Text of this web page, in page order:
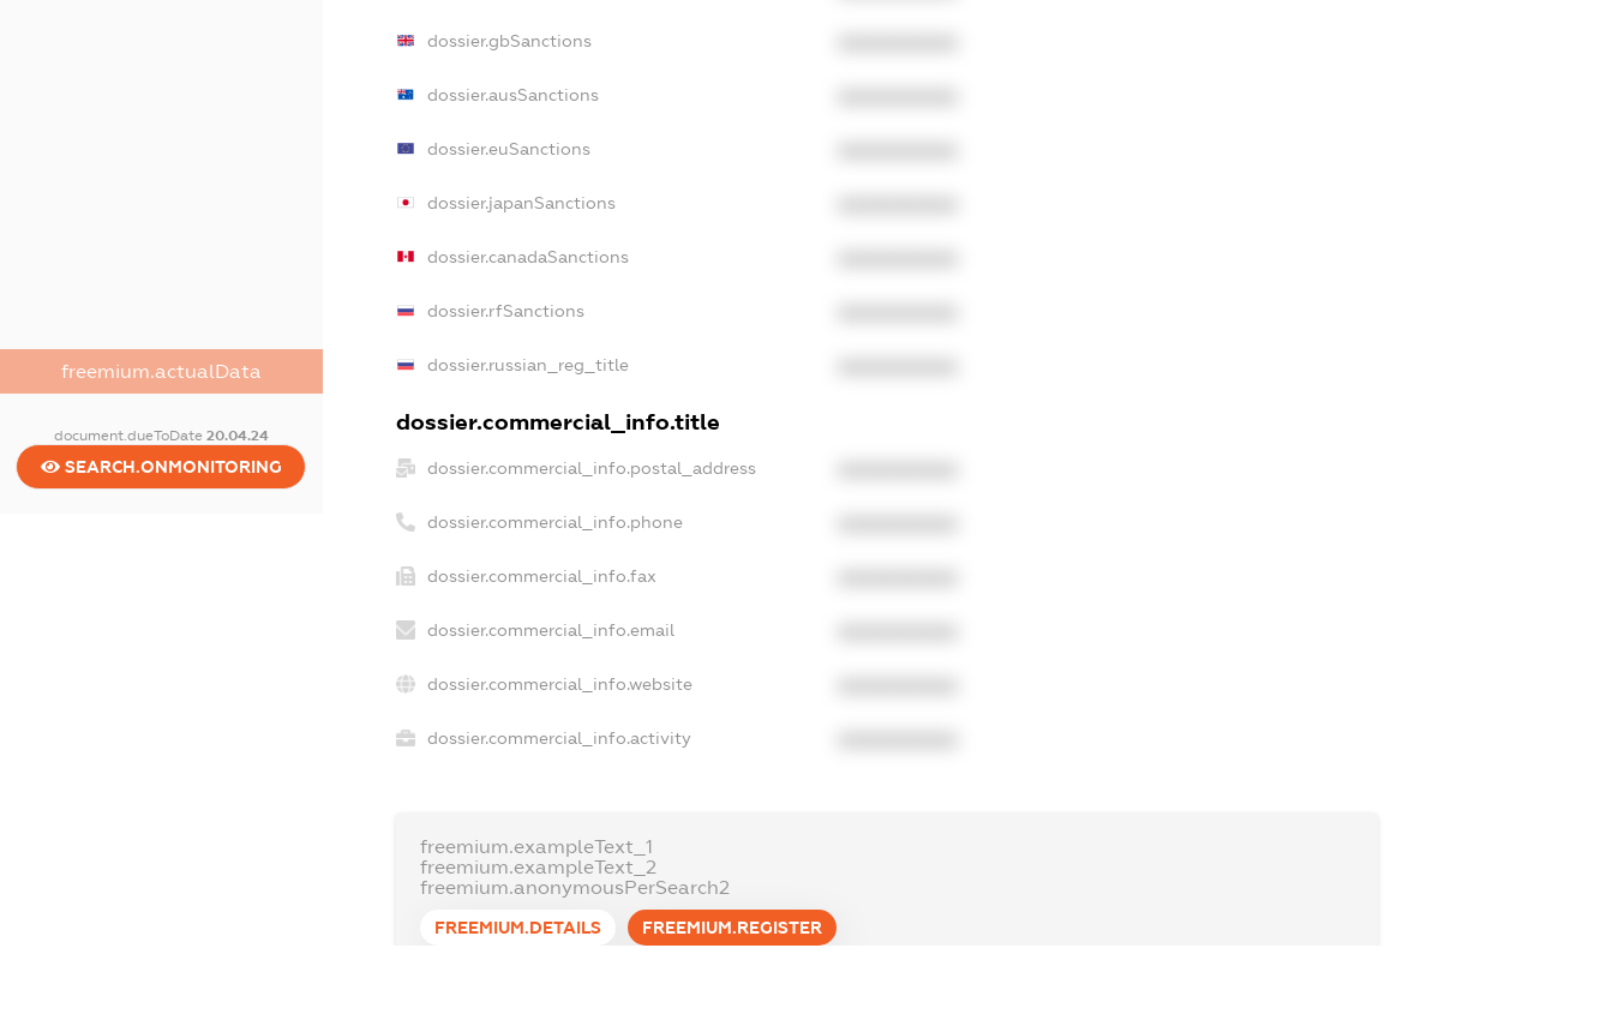
freemium.actualData
document.dueToDate 20.04.24
SEARCH.ONMONITORING
dossier.gbSanctions
dossier.ausSanctions
dossier.euSanctions
dossier.japanSanctions
dossier.canadaSanctions
dossier.rfSanctions
dossier.russian_reg_title
dossier.commercial_info.title
dossier.commercial_info.postal_address
dossier.commercial_info.phone
dossier.commercial_info.fax
dossier.commercial_info.email
dossier.commercial_info.website
dossier.commercial_info.activity
freemium.exampleText_1
freemium.exampleText_2
freemium.anonymousPerSearch2
FREEMIUM.DETAILS FREEMIUM.REGISTER